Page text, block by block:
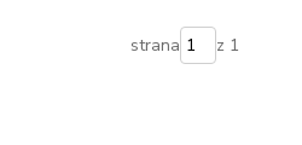
strana z 1